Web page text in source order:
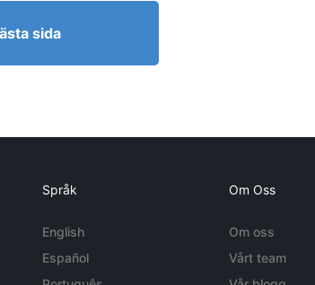
sida
Språk
English
Español
Om Oss
Om oss
Vårt team